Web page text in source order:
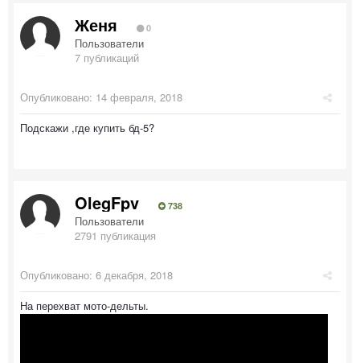
Женя 0
Пользователи
7 публикаций
Опубликовано: 14 февраля, 2018
Подскажи ,где купить бд-5?
OlegFpv 738
Пользователи
2791 публикация
Опубликовано: 6 декабря, 2018
На перехват мото-дельты.